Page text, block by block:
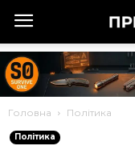
Головна Політика
Політика